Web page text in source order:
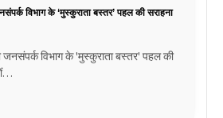
विभाग के ‘मुस्कुराता बस्तर’ पहल की सराहना
जनसंपर्क विभाग के 'मुस्कुराता बस्तर' पहल की